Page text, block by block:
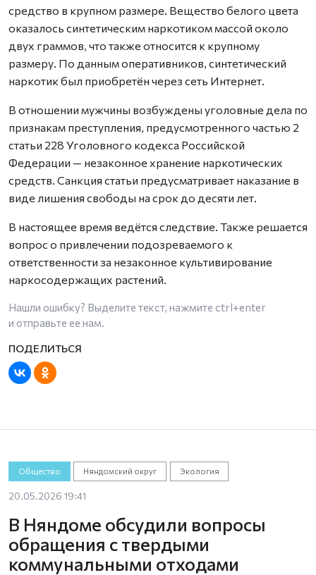
средство в крупном размере. Вещество белого цвета
оказалось синтетическим наркотиком массой около
двух граммов, что также относится к крупному
размеру. По данным оперативников, синтетический
наркотик был приобретён через сеть Интернет.
В отношении мужчины возбуждены уголовные дела по
признакам преступления, предусмотренного частью 2
статьи 228 Уголовного кодекса Российской
Федерации — незаконное хранение наркотических
средств. Санкция статьи предусматривает наказание в
виде лишения свободы на срок до десяти лет.
В настоящее время ведётся следствие. Также решается
вопрос о привлечении подозреваемого к
ответственности за незаконное культивирование
наркосодержащих растений.
Нашли ошибку? Выделите текст, нажмите ctrl+enter
и отправьте ее нам.
Общество Няндомский округ Экология
20.05.2026 19:41
В Няндоме обсудили вопросы
обращения с твердыми
коммунальными отходами